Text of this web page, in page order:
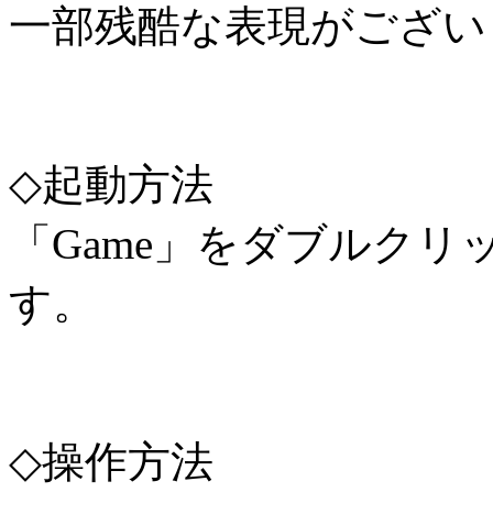
一部残酷な表現がござ
◇起動方法
「Game」をダブルク
す。
◇操作方法